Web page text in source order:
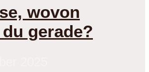
wovon
gerade?